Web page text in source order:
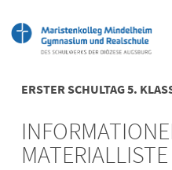
ERSTER SCHULTAG 5.
MATERIALLISTE